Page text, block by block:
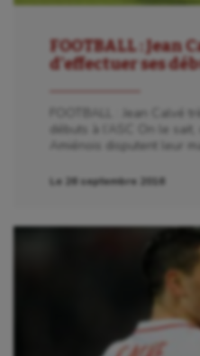
Flag football
Futsal
Gymnastique
Haltérophilie
Handisport
Hippisme
FOOTBALL : Jean
d’effectuer ses
FOOTBALL : Jean Calvé
débuts à l’ASC On le
Amiénois disputent leur
Le 26 septembre 2016